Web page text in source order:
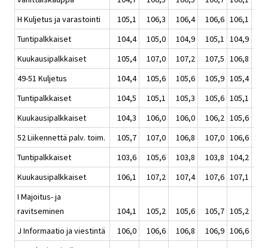
H Kuljetus ja varastointi
105,1 106,3 106,4 106,6 106,1
Tuntipalkkaiset
104,4 105,0 104,9 105,1 104,9
Kuukausipalkkaiset
105,4 107,0 107,2 107,5 106,8
49-51 Kuljetus
104,4 105,6 105,6 105,9 105,4
Tuntipalkkaiset
104,5 105,1 105,3 105,6 105,1
Kuukausipalkkaiset
104,3 106,0 106,0 106,2 105,6
52 Liikennettä palv. toim.
105,7 107,0 106,8 107,0 106,6
Tuntipalkkaiset
103,6 105,6 103,8 103,8 104,2
Kuukausipalkkaiset
106,1 107,2 107,4 107,6 107,1
I Majoitus- ja
ravitseminen
104,1 105,2 105,6 105,7 105,2
J Informaatio ja viestintä
106,0 106,6 106,8 106,9 106,6